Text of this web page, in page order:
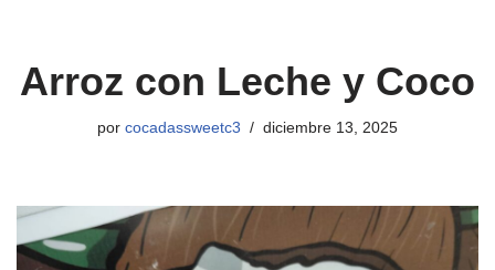
Arroz con Leche y Coco
por cocadassweetc3 diciembre 13, 2025